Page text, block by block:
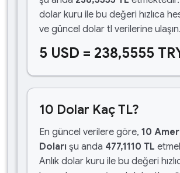
dolar kuru ile bu değeri hızlıca
ve güncel dolar tl verilerine ulaşın.
5 USD = 238,5555
10 Dolar Kaç TL?
En güncel verilere göre, 10
Doları şu anda 477,1110 TL
Anlık dolar kuru ile bu değeri